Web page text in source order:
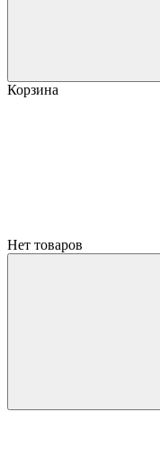
Корзина
Нет товаров